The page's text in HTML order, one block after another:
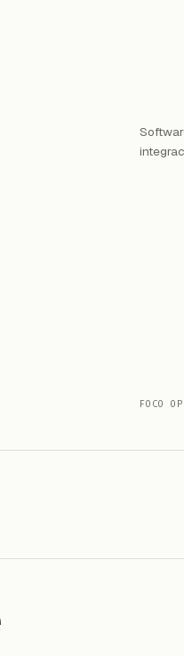
FOCO